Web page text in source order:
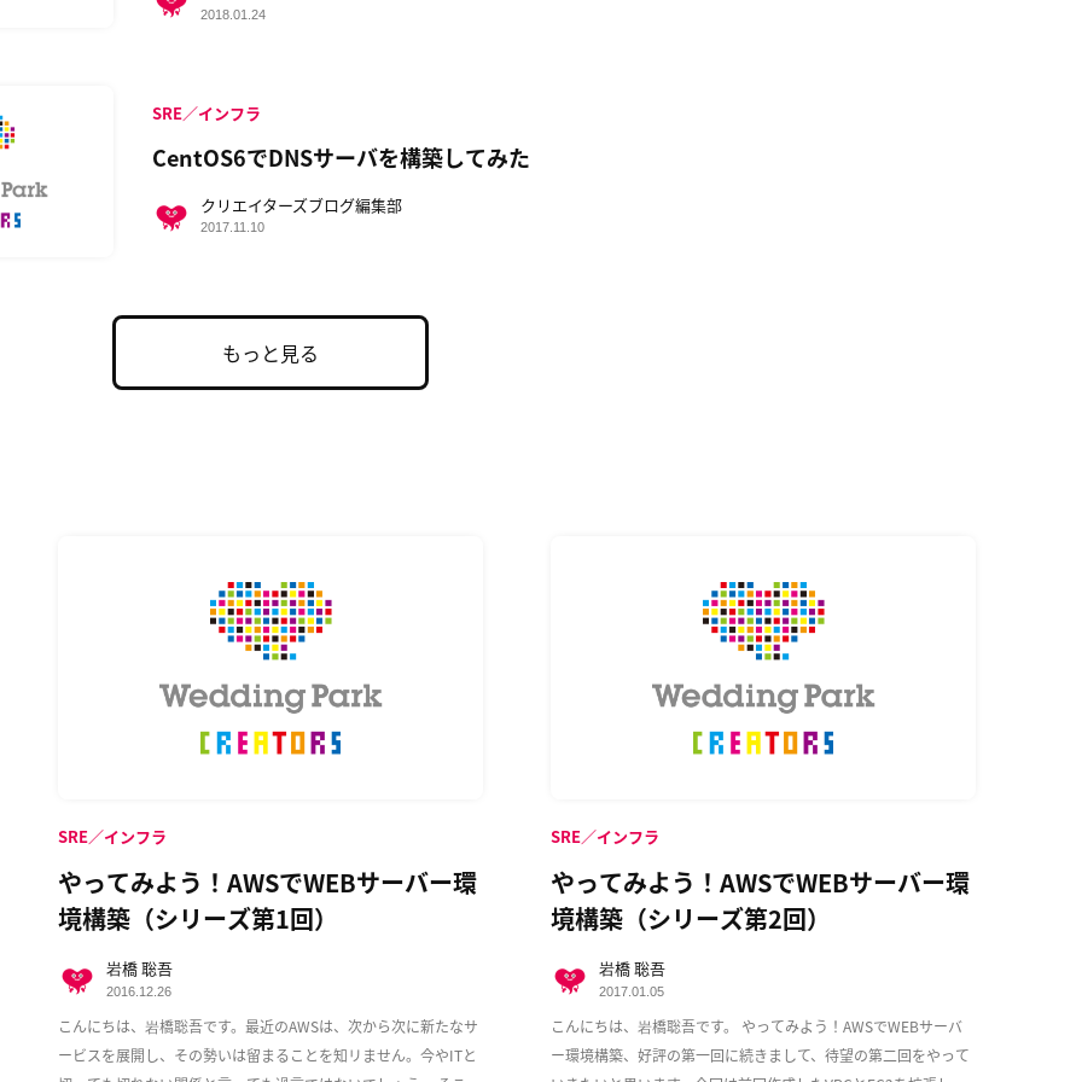
2018.01.24
CentOS6でDNSサーバを構築してみた
SRE／インフラ
クリエイターズブログ編集部
2017.11.10
もっと見る
やってみよう！AWSでWEBサーバー環
境構築（シリーズ第1回）
こんにちは、岩橋聡吾です。最近のAWSは、次から次に新たなサ
ービスを展開し、その勢いは留まることを知リません。今やITと
SRE／インフラ
岩橋 聡吾
2016.12.26
やってみよう！AWSでWEBサーバー環
境構築（シリーズ第2回）
こんにちは、岩橋聡吾です。 やってみよう！AWSでWEBサーバ
ー環境構築、好評の第一回に続きまして、待望の第二回をやって
SRE／インフラ
岩橋 聡吾
2017.01.05